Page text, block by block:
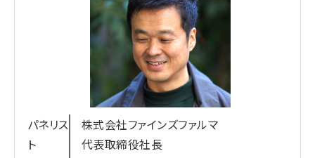
氏
2017年 富士ゼロックス（現：富士フイルムビジネス
イノベーションジャパン）入社後、プロ向け印刷機を
扱う事業セールスを経て2019年よりEC専任ソ
リューションセールスとして企業支援に従事。
パネリス
ト
株式会社ファインズファルマ
代表取締役社長